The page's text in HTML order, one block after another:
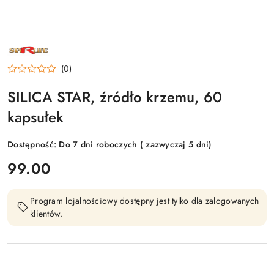
NAZWA
PRODUCENTA:
STARLIFE (0)
SILICA STAR, źródło krzemu, 60
kapsułek
Dostępność: Do 7 dni roboczych ( zazwyczaj 5 dni)
cena:
99.00
Program lojalnościowy dostępny jest tylko dla zalogowanych
klientów.